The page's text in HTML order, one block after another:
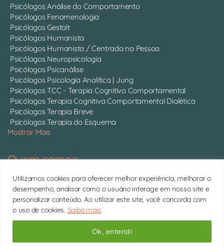
Utilizamos cookies para oferecer melhor experiência, melhorar o
desempenho, analisar como o usuário interage em nosso site e
personalizar conteúdo. Ao utilizar este site, você concorda com
o uso de cookies. Saiba mais
Ok, entendi
Psicólogos Análise do Comportamento
Psicólogos Fenomenologia
Psicólogos Gestalt
Psicólogos Humanista
Psicólogos Humanista / Centrada na Pessoa
Psicólogos Neuropsicologia
Psicólogos Psicanálise
Psicólogos Psicologia Analítica | Jung
Psicólogos TCC - Terapia Cognitivo Comportamental
Psicólogos Terapia Cognitiva Comportamental Dialética
Psicólogos Terapia Breve
Psicólogos Terapia do Esquema
Mostrar Mais
Quem somos
Somos 750 psicólogos com CRP ativo, atendendo online em
todo o Brasil.Conheça cada um deles
11 4063-0022 | contato@psitto.com.br |
Copyright © 2026 Psitto
Subir